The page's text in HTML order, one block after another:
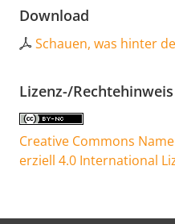
Download
Schauen, was hinter
Lizenz-/Rechtehinweis
Creative Commons
erziell 4.0 International